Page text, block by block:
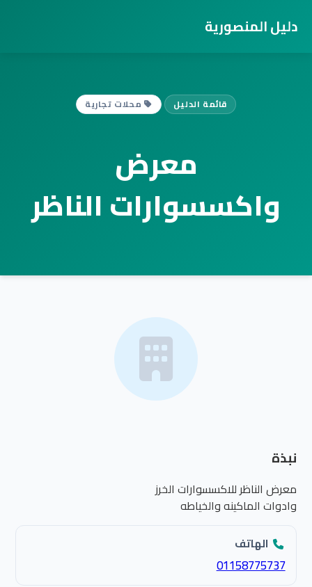
دليل المنصورية
قائمة الدليل محلات تجارية
معرض
واكسسوارات الناظر
نبذة
معرض الناظر للاكسسوارات الخرز
وادوات الماكينه والخياطه
الهاتف
01158775737